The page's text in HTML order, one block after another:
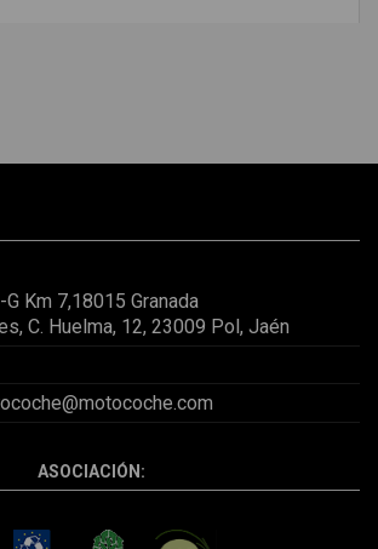
y bien embalada, además de llegarme 2
Km 7,18015 Granada
C. Huelma, 12, 23009 Pol, Jaén
ASOCIACIÓN: